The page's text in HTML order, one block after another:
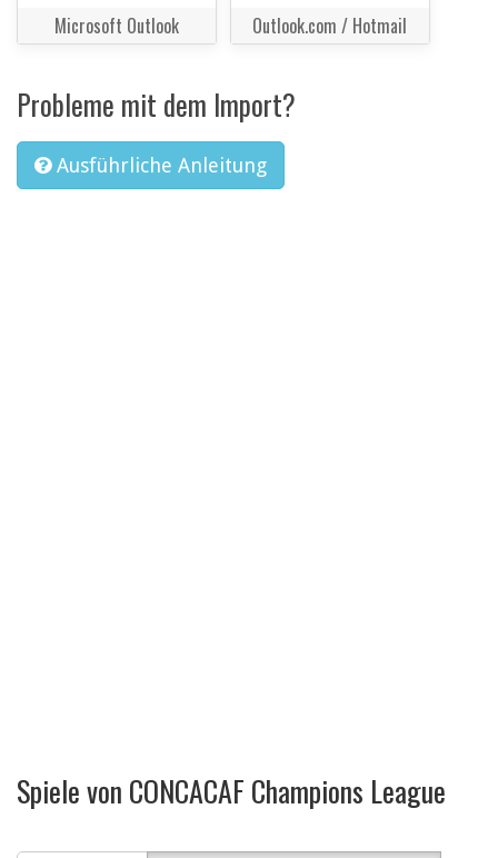
Microsoft Outlook Outlook.com / Hotmail
Probleme mit dem Import?
Ausführliche Anleitung
Spiele von CONCACAF Champions League